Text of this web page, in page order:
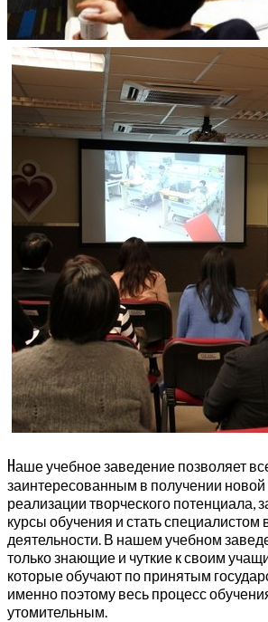
Наше учебное заведение позволяет
заинтересованным в получении
реализации творческого потенциала,
курсы обучения и стать
деятельности. В нашем учебном
только знающие и чуткие к своим
которые обучают по принятым
именно поэтому весь процесс
утомительным.